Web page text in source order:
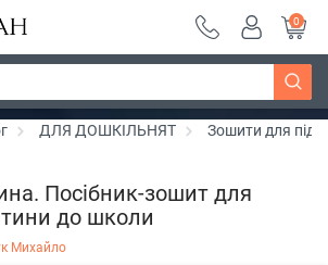
200 грн ~ 250 грн ~
Дізнатись більше
0
ДЛЯ ДОШКІЛЬНЯТ Зошити для
Посібник-зошит для
до школи
Михайло